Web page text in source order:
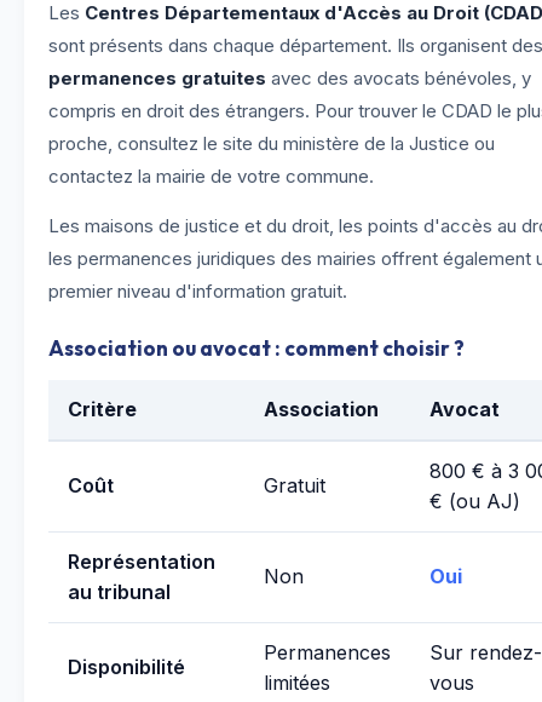
Les Centres Départementaux d'Accès au Droit
sont présents dans chaque département. Ils organisent des
permanences gratuites avec des avocats bénévoles, y
compris en droit des étrangers. Pour trouver le CDAD le
proche, consultez le site du ministère de la Justice ou
contactez la mairie de votre commune.
Les maisons de justice et du droit, les points d'accès au
les permanences juridiques des mairies offrent également
premier niveau d'information gratuit.
Association ou avocat : comment choisir ?
Critère Association Avocat
Coût Gratuit
800 € à 3
€ (ou AJ)
Représentation
au tribunal
Non Oui
Disponibilité
Permanences
limitées
Sur rendez-
vous